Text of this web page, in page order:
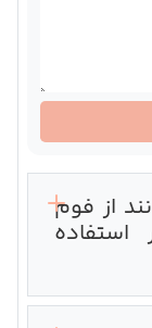
از فوم